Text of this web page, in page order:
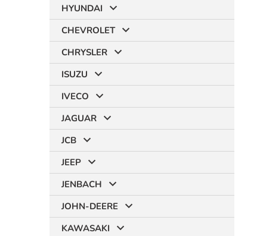
HYUNDAI
CHEVROLET
CHRYSLER
ISUZU
IVECO
JAGUAR
JCB
JEEP
JENBACH
JOHN-DEERE
KAWASAKI